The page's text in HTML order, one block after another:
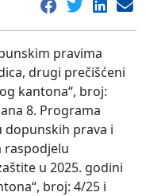
pravima
drugi prečišćeni
kantona“, broj:
8. Programa
dopunskih prava i
raspodjelu
u 2025. godini
broj: 4/25 i